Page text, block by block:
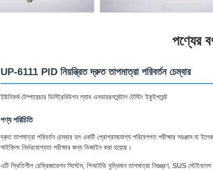
পণ্যের
UP-6111 PID নিয়ন্ত্রিত দ্রুত তাপমাত্রা পরিবর্তন চেম্বার
ইউনিফর্ম টেম্পারেচার ডিস্ট্রিবিউশন ল্যাব এনভায়রনমেন্টাল টেস্টিং ইকুইপমেন্ট
পণ্য পরিচিতি
দ্রুত তাপমাত্রা পরিবর্তন চেম্বার হল একটি প্রোগ্রামযোগ্য পরিবেশগত পরীক্ষার সরঞ্জাম যা
সাইক্লিং নির্ভরযোগ্যতা পরীক্ষার জন্য ডিজাইন করা হয়েছে।
এটি স্থিতিশীল রেফ্রিজারেশন সিস্টেম, পিআইডি বুদ্ধিমান তাপমাত্রা নিয়ন্ত্রণ, SUS